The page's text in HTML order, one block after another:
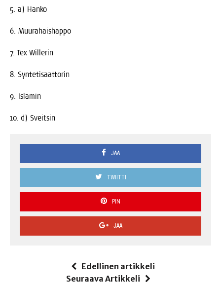
5. a) Hanko
6. Muu­ra­hais­hap­po
7. Tex Willerin
8. Syn­te­ti­saat­to­rin
9. Isla­min
10. d) Sveitsin
JAA
TWIITTI
PIN
JAA
Edellinen artikkeli
Seuraava Artikkeli